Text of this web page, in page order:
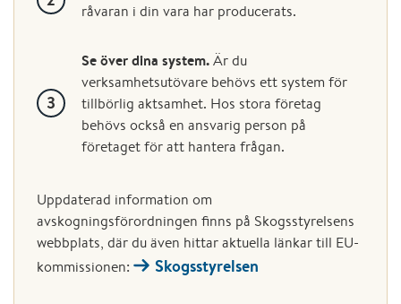
råvaran i din vara har producerats.
Se över dina system.Är du
verksamhetsutövare behövs ett system för
tillbörlig aktsamhet. Hos stora företag
behövs också en ansvarig person på
företaget för att hantera frågan.
Uppdaterad information om
avskogningsförordningen finns på Skogsstyrelsens
webbplats, där du även hittar aktuella länkar till EU-
kommissionen:
Skogsstyrelsen